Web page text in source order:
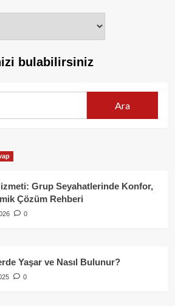
bulabilirsiniz
Grup Seyahatlerinde Konfor,
Çözüm Rehberi
0
Yaşar ve Nasıl Bulunur?
0